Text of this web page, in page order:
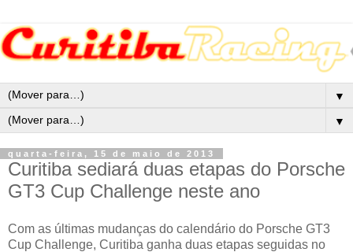
▼
▼
quarta-feira, 15 de maio de 2013
Curitiba sediará duas etapas do Porsche
GT3 Cup Challenge neste ano
Com as últimas mudanças do calendário do Porsche GT3
Cup Challenge, Curitiba ganha duas etapas seguidas no